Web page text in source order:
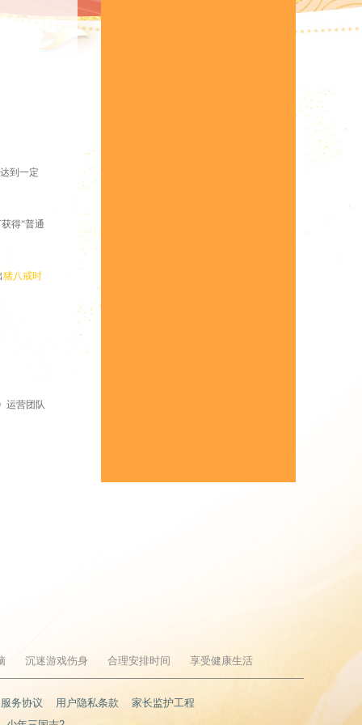
到一定
得“普通
猪八戒时
运营团队
沉迷游戏伤身 合理安排时间 享受健康生活
务协议 用户隐私条款
家长监护工程